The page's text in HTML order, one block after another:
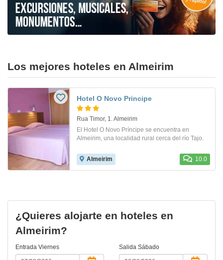
Los mejores hoteles en Almeirim
Hotel O Novo Principe
Rua Timor, 1. Almeirim
El Hotel O Novo Príncipe se encuentra en
Almeirim, una localidad rural cerca del río Tajo.
Almeirim 10.0
¿Quieres alojarte en hoteles en
Almeirim?
Entrada Viernes Salida Sábado